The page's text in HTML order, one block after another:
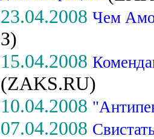
23.04.2008 Чем
З)
15.04.2008
(ZAKS.RU)
10.04.2008
07.04.2008